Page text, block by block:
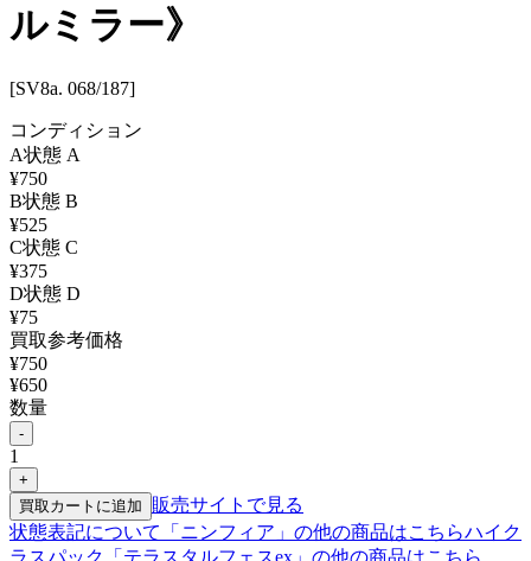
ルミラー》
[SV8a. 068/187]
コンディション
A状態 A
¥750
B状態 B
¥525
C状態 C
¥375
D状態 D
¥75
買取参考価格
¥750
¥650
数量
-
1
+
買取カートに追加
販売サイトで見る
状態表記について
「 ニンフィア 」の他の商品はこちらハイク
ラスパック「テラスタルフェスex」 の他の商品はこちら